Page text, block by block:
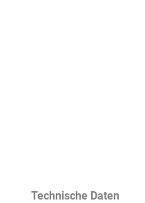
Technische Daten